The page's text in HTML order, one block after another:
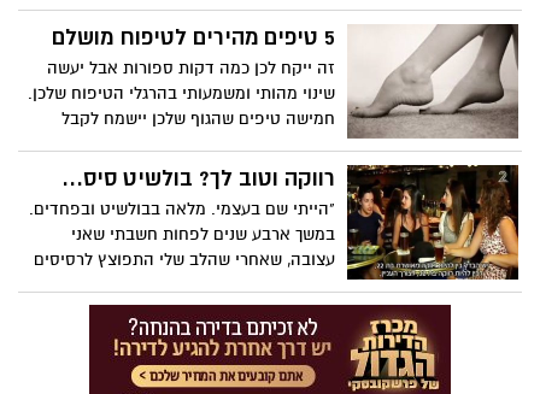
בנעימות המקסימלית
5 טיפים מהירים לטיפוח מושלם
זה ייקח לכן כמה דקות ספורות אבל יעשה
שינוי מהותי ומשמעותי בהרגלי הטיפוח שלכן.
חמישה טיפים שהגוף שלכן יישמח לקבל
רווקה וטוב לך? בולשיט סיס...
"הייתי שם בעצמי. מלאה בבולשיט ובפחדים.
במשך ארבע שנים לפחות חשבתי שאני
עצובה, שאחרי שהלב שלי התפוצץ לרסיסים
את השברים והחלטתי שאני אתאיסטית של
אהבה". וטעיתי.